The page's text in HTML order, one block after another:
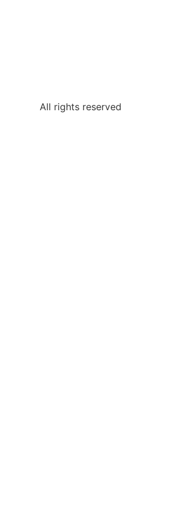
All rights reserved